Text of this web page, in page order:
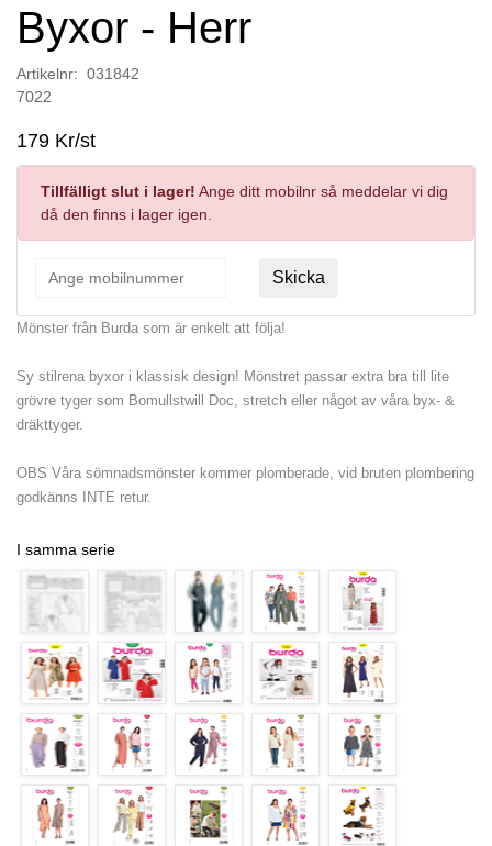
Byxor - Herr
Artikelnr: 031842
7022
179 Kr/st
Tillfälligt slut i lager! Ange ditt mobilnr så meddelar vi dig
då den finns i lager igen.
Skicka
Mönster från Burda som är enkelt att följa!
Sy stilrena byxor i klassisk design! Mönstret passar extra bra till lite
grövre tyger som Bomullstwill Doc, stretch eller något av våra byx- &
dräkttyger.
OBS Våra sömnadsmönster kommer plomberade, vid bruten plombering
godkänns INTE retur.
I samma serie